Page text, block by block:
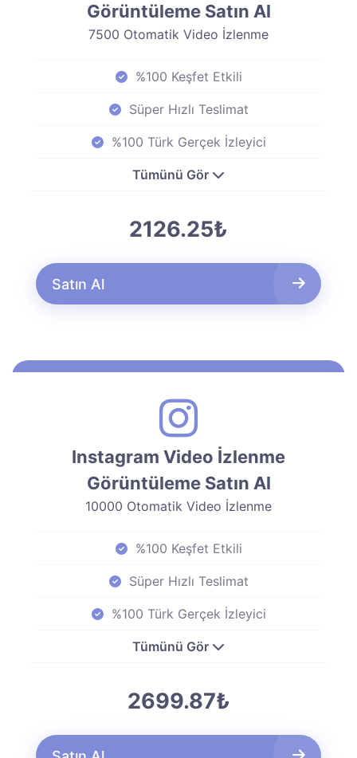
Görüntüleme Satın Al
7500 Otomatik Video İzlenme
%100 Keşfet Etkili
Süper Hızlı Teslimat
%100 Türk Gerçek İzleyici
Tümünü Gör
2126.25₺
Satın Al
Instagram Video İzlenme
Görüntüleme Satın Al
10000 Otomatik Video İzlenme
%100 Keşfet Etkili
Süper Hızlı Teslimat
%100 Türk Gerçek İzleyici
Tümünü Gör
2699.87₺